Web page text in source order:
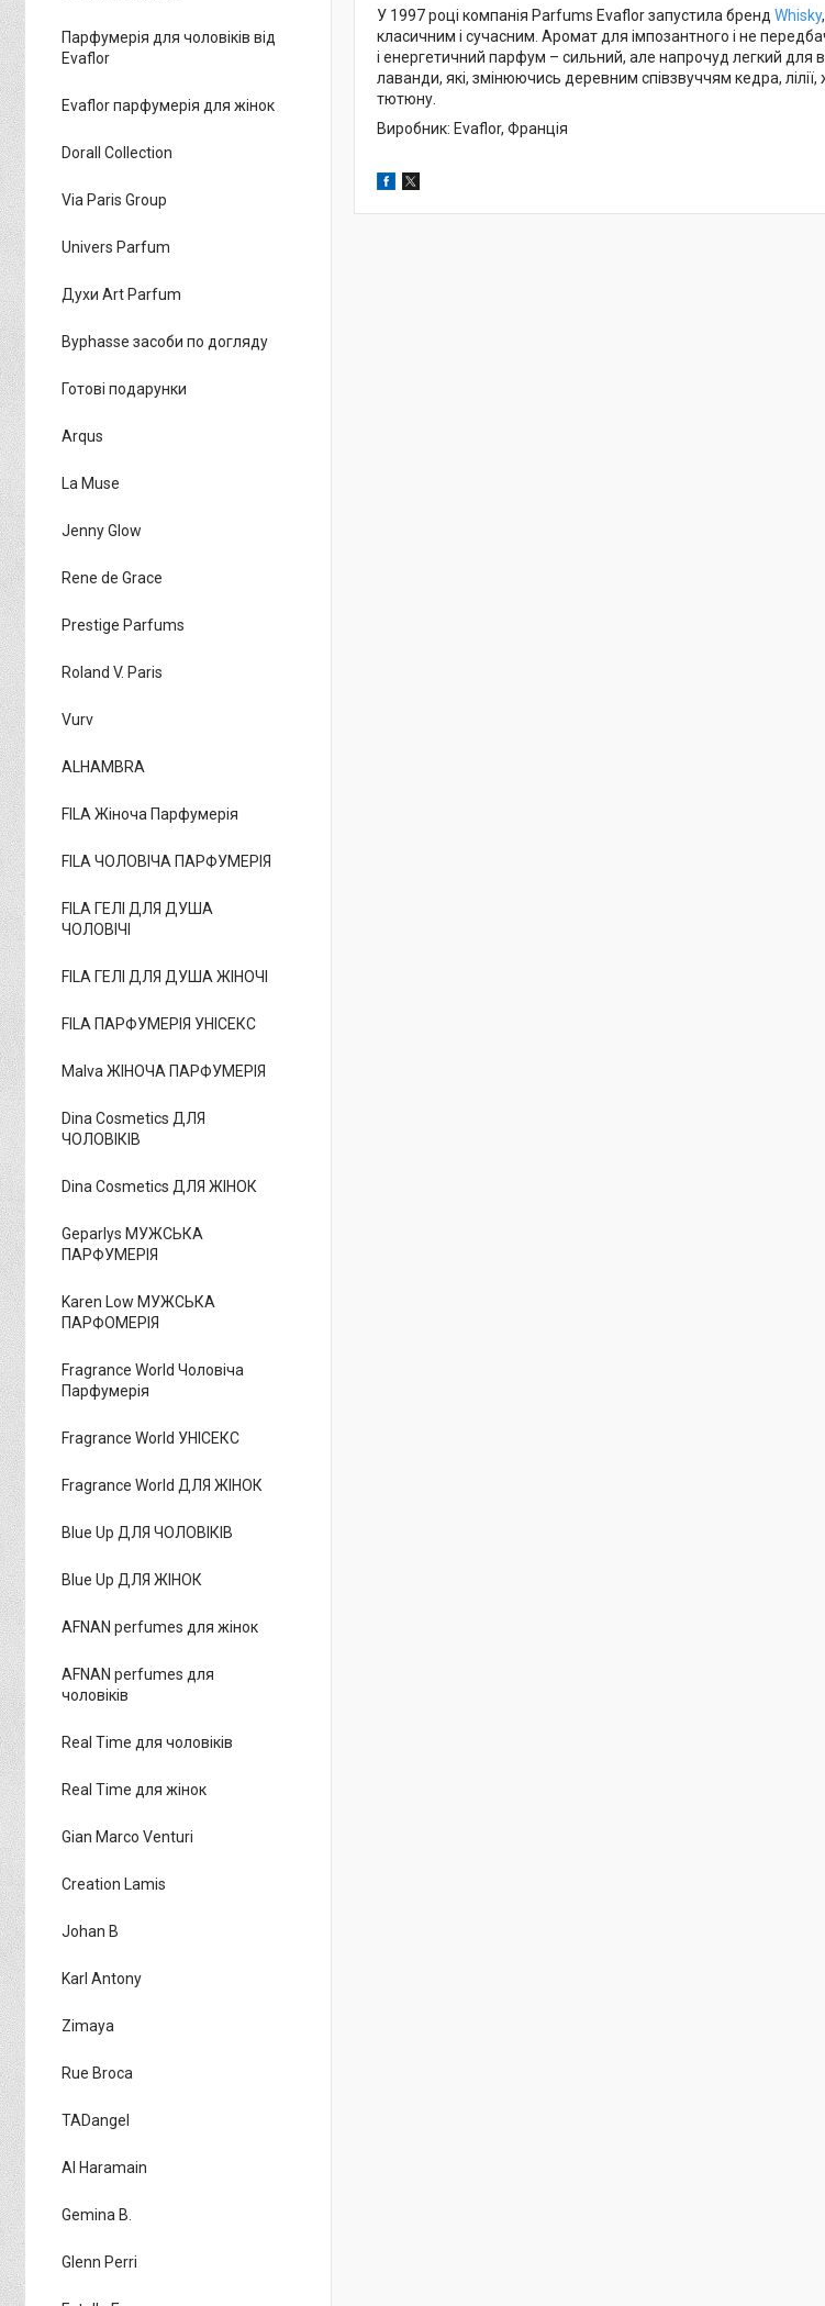
У 1997 році компанія Parfums Evaflor запустила бренд Whisky
класичним і сучасним. Аромат для імпозантного і не
і енергетичний парфум – сильний, але напрочуд легкий для
лаванди, які, змінюючись деревним співзвуччям кедра,
тютюну.
Виробник: Evaflor, Франція
Парфумерія для чоловіків від
Evaflor
Evaflor парфумерія для жінок
Dorall Collection
Via Paris Group
Univers Parfum
Духи Art Parfum
Byphasse засоби по догляду
Готові подарунки
Arqus
La Muse
Jenny Glow
Rene de Grace
Prestige Parfums
Roland V. Paris
Vurv
ALHAMBRA
FILA Жіноча Парфумерія
FILA ЧОЛОВІЧА ПАРФУМЕРІЯ
FILA ГЕЛІ ДЛЯ ДУША
ЧОЛОВІЧІ
FILA ГЕЛІ ДЛЯ ДУША ЖІНОЧІ
FILA ПАРФУМЕРІЯ УНІСЕКС
Malva ЖІНОЧА ПАРФУМЕРІЯ
Dina Cosmetics ДЛЯ
ЧОЛОВІКІВ
Dina Cosmetics ДЛЯ ЖІНОК
Geparlys МУЖСЬКА
ПАРФУМЕРІЯ
Karen Low МУЖСЬКА
ПАРФОМЕРІЯ
Fragrance World Чоловіча
Парфумерія
Fragrance World УНІСЕКС
Fragrance World ДЛЯ ЖІНОК
Blue Up ДЛЯ ЧОЛОВІКІВ
Blue Up ДЛЯ ЖІНОК
AFNAN perfumes для жінок
AFNAN perfumes для
чоловіків
Real Time для чоловіків
Real Time для жінок
Gian Marco Venturi
Creation Lamis
Johan B
Karl Antony
Zimaya
Rue Broca
TADangel
Al Haramain
Gemina B.
Glenn Perri